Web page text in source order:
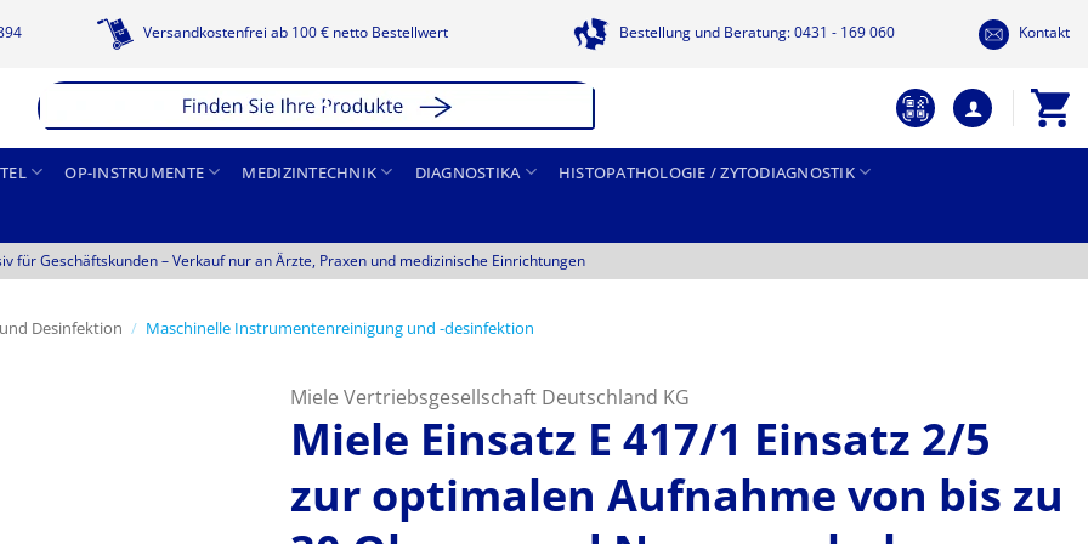
Versandkostenfrei ab 100 € netto Bestellwert Bestellung und Beratung: 0431 - 169 060 Kontakt
OP-INSTRUMENTE MEDIZINTECHNIK DIAGNOSTIKA HISTOPATHOLOGIE / ZYTODIAGNOSTIK
für Geschäftskunden –Verkauf nur an Ärzte, Praxen und medizinische Einrichtungen
Desinfektion / Maschinelle Instrumentenreinigung und -desinfektion
Miele Vertriebsgesellschaft Deutschland KG
Miele Einsatz E 417/1 Einsatz 2/5
zur optimalen Aufnahme von bis zu